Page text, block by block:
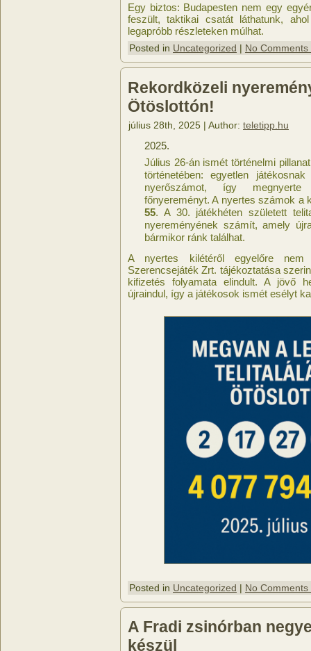
Egy biztos: Budapesten nem egy
feszült, taktikai csatát láthatunk,
legapróbb részleteken múlhat.
Posted in Uncategorized | No Comments
Rekordközeli
Ötöslottón!
július 28th, 2025 | Author: teletipp.hu
Július 26-án ismét történelmi
történetében: egyetlen
nyerőszámot, így
főnyereményt. A nyertes számok a
55. A 30. játékhéten született
nyereményének számít, amely
bármikor ránk találhat.
A nyertes kilétéről egyelőre
Szerencsejáték Zrt. tájékoztatása
kifizetés folyamata elindult. A jövő
újraindul, így a játékosok ismét esélyt
Posted in Uncategorized | No Comments
A Fradi zsinórban
készül